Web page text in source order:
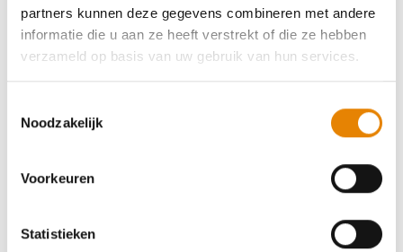
partners kunnen deze gegevens combineren met andere
informatie die u aan ze heeft verstrekt of die ze hebben
verzameld op basis van uw gebruik van hun services.
Noodzakelijk
Voorkeuren
Statistieken
5 km 10 km 15 km 20 km 30 km
Zondag 4 oktober 2026
Westmalle (Malle), Antwerpen
6 km 12 km